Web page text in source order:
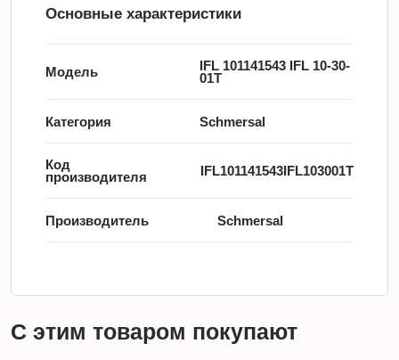
Основные характеристики
Модель
IFL 101141543 IFL 10-30-
01T
Категория Schmersal
Код
производителя
IFL101141543IFL103001T
Производитель Schmersal
С этим товаром покупают